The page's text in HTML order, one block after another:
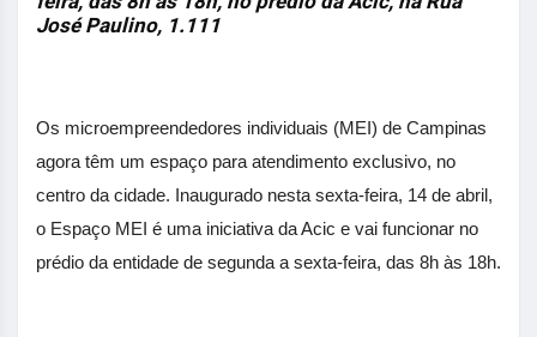
José Paulino, 1.111
Os microempreendedores individuais (MEI) de Campinas
agora têm um espaço para atendimento exclusivo, no
centro da cidade. Inaugurado nesta sexta-feira, 14 de abril,
o Espaço MEI é uma iniciativa da Acic e vai funcionar no
prédio da entidade de segunda a sexta-feira, das 8h às 18h.